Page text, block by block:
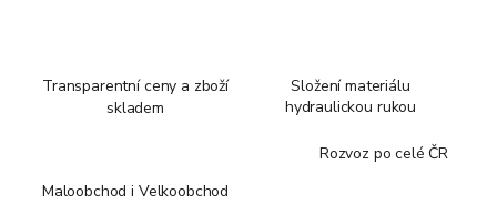
Transparentní ceny a zboží
skladem
Složení materiálu
hydraulickou rukou
Maloobchod i Velkoobchod
Rozvoz po celé ČR